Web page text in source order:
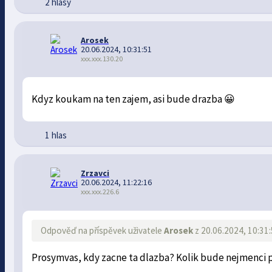
Arosek
20.06.2024, 10:31:51
xxx.xxx.130.20
Kdyz koukam na ten zajem, asi bude drazba 😀
1 hlas
Zrzavci
20.06.2024, 11:22:16
xxx.xxx.226.6
Odpověď na příspěvek uživateleArosek z 20.06.2024,
Prosymvas, kdy zacne ta dlazba? Kolik bude nejmenci